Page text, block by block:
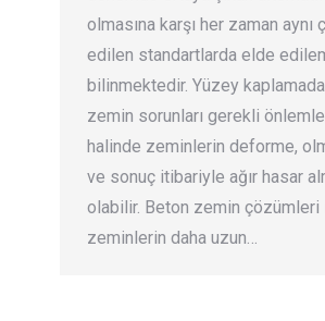
olmasına karşı her zaman
edilen standartlarda elde
bilinmektedir. Yüzey
zemin sorunları gerekli
halinde zeminlerin deforme,
ve sonuç itibariyle ağır hasar
olabilir. Beton zemin çözümleri
zeminlerin daha uzun…